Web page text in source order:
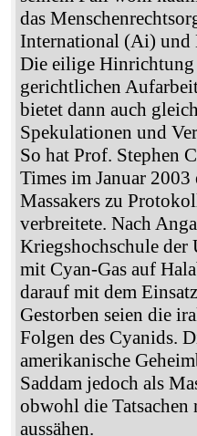
das
International (Ai) und
Die eilige
gerichtlichen
bietet dann auch
Spekulationen und
So hat Prof. Stephen
Times im Januar 2003
Massakers zu
verbreitete. Nach
Kriegshochschule der
mit Cyan-Gas auf
darauf mit dem
Gestorben seien die
Folgen des Cyanids.
amerikanische
Saddam jedoch als
obwohl die Tatsachen
aussähen.